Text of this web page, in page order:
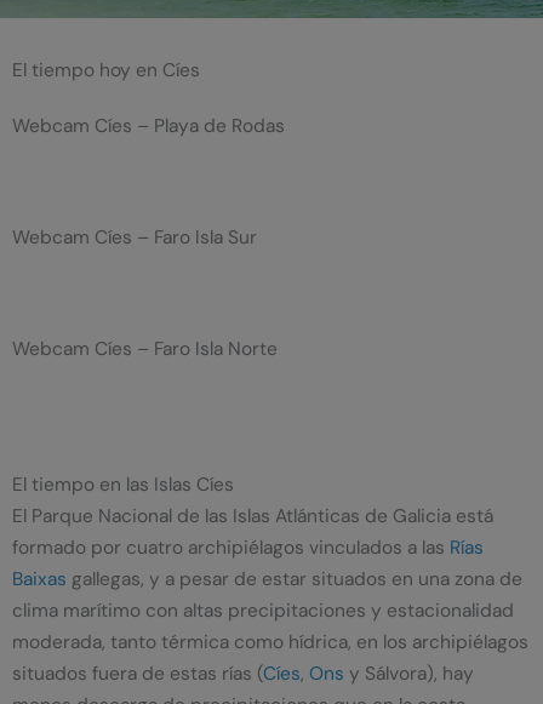
El tiempo hoy en Cíes
Webcam Cíes – Playa de Rodas
Webcam Cíes – Faro Isla Sur
Webcam Cíes – Faro Isla Norte
El tiempo en las Islas Cíes
El Parque Nacional de las Islas Atlánticas de Galicia está
formado por cuatro archipiélagos vinculados a las Rías
Baixas gallegas, y a pesar de estar situados en una zona de
clima marítimo con altas precipitaciones y estacionalidad
moderada, tanto térmica como hídrica, en los archipiélagos
situados fuera de estas rías (Cíes, Ons y Sálvora), hay